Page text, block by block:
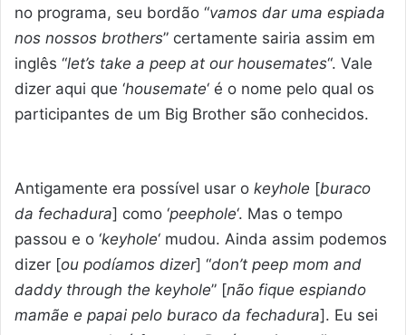
no programa, seu bordão “vamos dar uma espiada
nos nossos brothers” certamente sairia assim em
inglês “let’s take a peep at our housemates“. Vale
dizer aqui que ‘housemate‘ é o nome pelo qual os
participantes de um Big Brother são conhecidos.
Antigamente era possível usar o keyhole [buraco
da fechadura] como ‘peephole‘. Mas o tempo
passou e o ‘keyhole‘ mudou. Ainda assim podemos
dizer [ou podíamos dizer] “don’t peep mom and
daddy through the keyhole” [não fique espiando
mamãe e papai pelo buraco da fechadura]. Eu sei